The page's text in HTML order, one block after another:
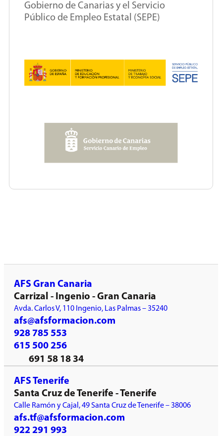
Gobierno de Canarias y el Servicio
Público de Empleo Estatal (SEPE)
AFS Gran Canaria
Carrizal - Ingenio - Gran Canaria
Avda. Carlos V, 110 Ingenio, Las Palmas – 35240
afs@afsformacion.com
928 785 553
615 500 256
691 58 18 34
AFS Tenerife
Santa Cruz de Tenerife - Tenerife
Calle Ramón y Cajal, 49 Santa Cruz de Tenerife – 38006
afs.tf@afsformacion.com
922 291 993